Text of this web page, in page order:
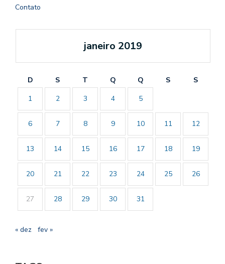
Contato
janeiro 2019
D S T Q Q S
S
1
2 3 4 5
6 7 8 9 10 11 12
13 14 15 16 17 18 19
20 21 22 23 24 25 26
27 28 29 30 31
« dez fev »